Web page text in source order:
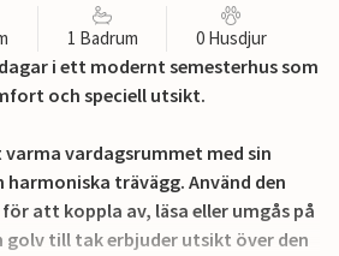
1 Badrum 0 Husdjur
i ett modernt semesterhus som
och speciell utsikt.
vardagsrummet med sin
trävägg. Använd den
att koppla av, läsa eller umgås på
golv till tak erbjuder utsikt över den